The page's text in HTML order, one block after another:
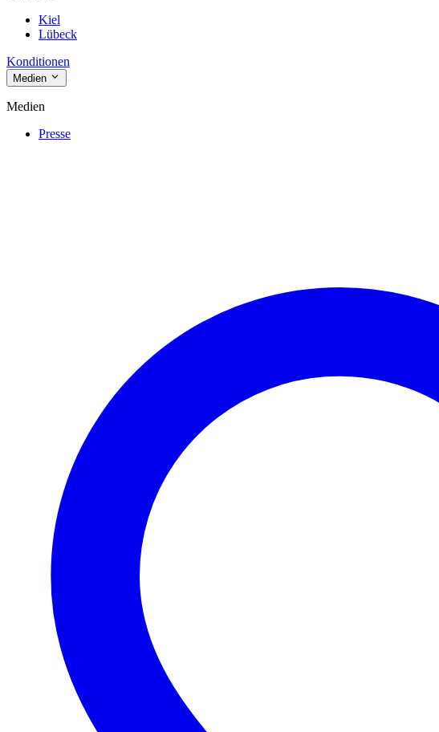
Kiel
Lübeck
Konditionen
Medien
Medien
Presse